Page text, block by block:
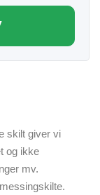
skilt giver vi
og ikke
mv.